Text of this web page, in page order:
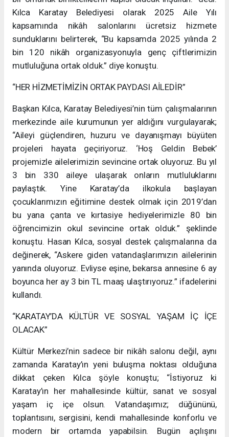
Kılca Karatay Belediyesi olarak 2025 Aile Yılı
kapsamında nikâh salonlarını ücretsiz hizmete
sunduklarını belirterek, “Bu kapsamda 2025 yılında 2
bin 120 nikâh organizasyonuyla genç çiftlerimizin
mutluluğuna ortak olduk.” diye konuştu.
“HER HİZMETİMİZİN ORTAK PAYDASI AİLEDİR”
Başkan Kılca, Karatay Belediyesi’nin tüm çalışmalarının
merkezinde aile kurumunun yer aldığını vurgulayarak;
“Aileyi güçlendiren, huzuru ve dayanışmayı büyüten
projeleri hayata geçiriyoruz. ‘Hoş Geldin Bebek’
projemizle ailelerimizin sevincine ortak oluyoruz. Bu yıl
3 bin 330 aileye ulaşarak onların mutluluklarını
paylaştık. Yine Karatay’da ilkokula başlayan
çocuklarımızın eğitimine destek olmak için 2019’dan
bu yana çanta ve kırtasiye hediyelerimizle 80 bin
öğrencimizin okul sevincine ortak olduk.” şeklinde
konuştu. Hasan Kılca, sosyal destek çalışmalarına da
değinerek, “Askere giden vatandaşlarımızın ailelerinin
yanında oluyoruz. Evliyse eşine, bekarsa annesine 6 ay
boyunca her ay 3 bin TL maaş ulaştırıyoruz.” ifadelerini
kullandı.
“KARATAY’DA KÜLTÜR VE SOSYAL YAŞAM İÇ İÇE
OLACAK”
Kültür Merkezi’nin sadece bir nikâh salonu değil, aynı
zamanda Karatay’ın yeni buluşma noktası olduğuna
dikkat çeken Kılca şöyle konuştu; “İstiyoruz ki
Karatay’ın her mahallesinde kültür, sanat ve sosyal
yaşam iç içe olsun. Vatandaşımız; düğününü,
toplantısını, sergisini, kendi mahallesinde konforlu ve
modern bir ortamda yapabilsin. Bugün açılışını